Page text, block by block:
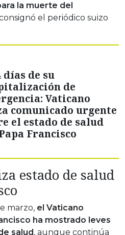
la muerte del
el periódico suizo
días de su
de
Vaticano
comunicado urgente
el estado de salud
Francisco
estado de salud
marzo, el Vaticano
ha mostrado leves
salud , aunque continúa